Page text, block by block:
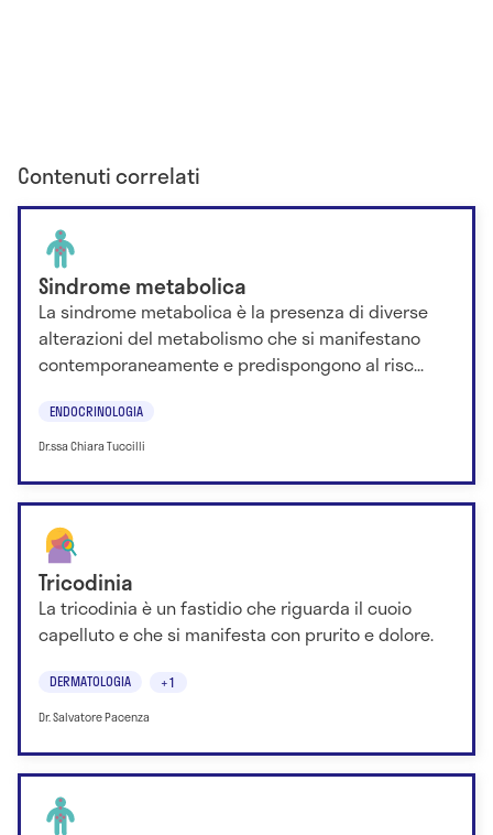
Contenuti correlati
Sindrome metabolica
La sindrome metabolica è la presenza di diverse
alterazioni del metabolismo che si manifestano
contemporaneamente e predispongono al risc...
ENDOCRINOLOGIA
Dr.ssa Chiara Tuccilli
Tricodinia
La tricodinia è un fastidio che riguarda il cuoio
capelluto e che si manifesta con prurito e dolore.
DERMATOLOGIA +1
Dr. Salvatore Pacenza